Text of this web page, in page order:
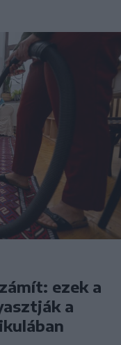
ezek a
a